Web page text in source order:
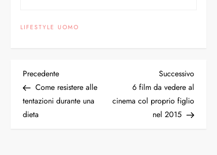
LIFESTYLE UOMO
Precedente
Come resistere alle
tentazioni durante una
dieta
Successivo
6 film da vedere al
cinema col proprio figlio
nel 2015